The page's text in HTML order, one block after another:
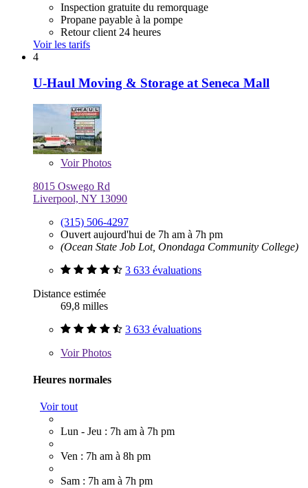
Inspection gratuite du remorquage
Propane payable à la pompe
Retour client 24 heures
Voir les tarifs
4
U-Haul Moving & Storage at Seneca Mall
VoirPhotos
8015 Oswego Rd
Liverpool, NY 13090
(315) 506-4297
Ouvert aujourd'hui de 7h am à 7h pm
(Ocean State Job Lot, Onondaga Community College)
3 633 évaluations
Distance estimée
69,8 milles
3 633 évaluations
VoirPhotos
Heures normales
Voir tout
Lun - Jeu : 7h am à 7h pm
Ven : 7h am à 8h pm
Sam : 7h am à 7h pm